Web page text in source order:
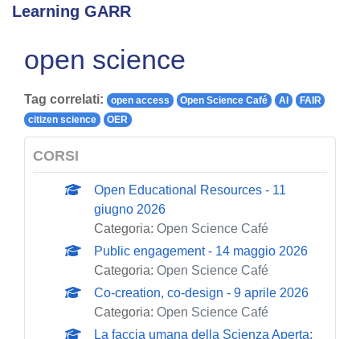
Learning GARR
open science
Tag correlati: open access Open Science Café AI
FAIR
citizen science
OER
CORSI
Open Educational Resources - 11
giugno 2026
Categoria: Open Science Café
Public engagement - 14 maggio 2026
Categoria: Open Science Café
Co-creation, co-design - 9 aprile 2026
Categoria: Open Science Café
La faccia umana della Scienza Aperta: